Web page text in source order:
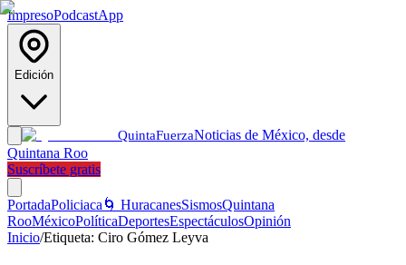
ImpresoPodcastApp
Edición
QuintaFuerzaNoticias de México, desde
Quintana Roo
Suscríbete gratis
PortadaPoliciaca 🌀 HuracanesSismosQuintana
RooMéxicoPolíticaDeportesEspectáculosOpinión
Inicio/Etiqueta: Ciro Gómez Leyva